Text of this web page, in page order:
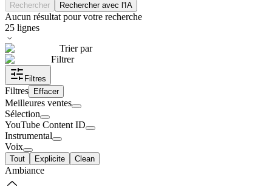
Rechercher Rechercher avec l'IA
Aucun résultat pour votre recherche
25 lignes
Trier par
Filtrer
Filtres
Filtres Effacer
Meilleures ventes
Sélection
YouTube Content ID
Instrumental
Voix
Tout Explicite Clean
Ambiance